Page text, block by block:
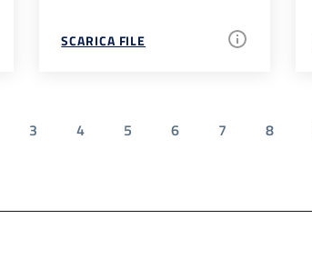
SCARICA FILE
3 4 5 6 7 8